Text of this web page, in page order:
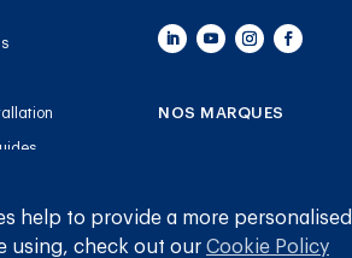
réservoir
NOS MARQUES
help to provide a more
using, check out our Cookie Policy